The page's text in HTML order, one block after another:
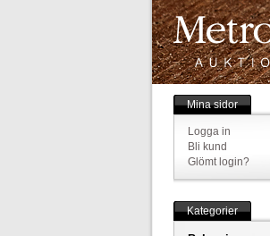
Mina sidor
Logga in
Bli kund
Glömt login?
Kategorier